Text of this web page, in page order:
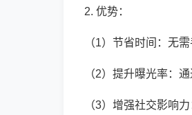
2. 优势：
（1）节省时间：无
（2）提升曝光率：
（3）增强社交影响